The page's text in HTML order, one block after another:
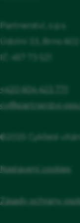
Partnerství, o.p.s.
Údolní 33, Brno 602
+420 604 423 771
cv@partnerstvi-
©2025 Cyklisté vítáni
Nastavení cookies
Zásady ochrany